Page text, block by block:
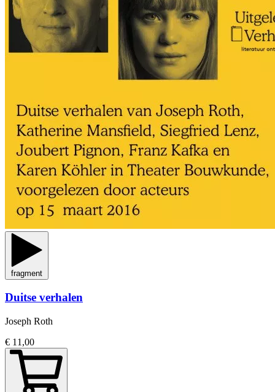
fragment
Duitse verhalen
Joseph Roth
€ 11,00